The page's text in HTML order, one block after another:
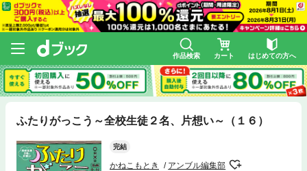
作品検索 カート はじめての方へ
ふたりがっこう～全校生徒２名、片想い～（１６）
完結
かねこもとき アンブル編集部